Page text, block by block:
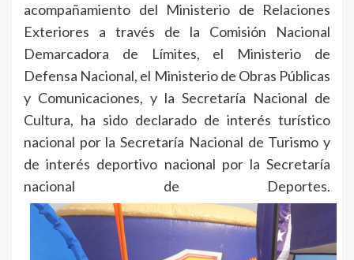
acompañamiento del Ministerio de Relaciones
Exteriores a través de la Comisión Nacional
Demarcadora de Límites, el Ministerio de
Defensa Nacional, el Ministerio de Obras Públicas
y Comunicaciones, y la Secretaría Nacional de
Cultura, ha sido declarado de interés turístico
nacional por la Secretaría Nacional de Turismo y
de interés deportivo nacional por la Secretaría
nacional de Deportes.